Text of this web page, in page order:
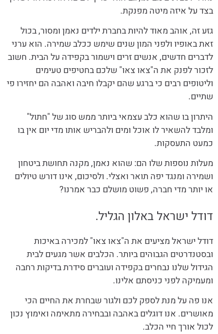
בצד על איזה מיטה מפנקת.
גזע זה, אוהב מאוד להיות בחברת ילדים נאמן ומסור, בכול
זאת באופיו ולפני המון שנים שימש ככלב שמירה. הוא ערני
לדברים חדשים, אנשים זרים וישמור בקפידה על הבית. חשוב
לזכור לפנק את ה"צאו צאו" שלכם בחטיפים טעימים
וליטופים רבים כי ברגע שהם יקבלו חיבה ואהבה הם יחזירו פי
שתיים.
היתרון בו שהוא כלב עצמאי ביותר ממש סוג של "חתול"
ומלבד להשאיר לו אוכל ומים ולהבריש אותו מדי יום אין בו
כמעט התעסקות.
מעלות נוספות שלו הם: שהוא נאמן, מקנה תחושת ביטחון
ושמירה ומנגד יפה תואר ואצלי. ולסיכום, אינו דורש טיולים
או יותר מדי חברה, פשוט מושלם כבר אמרנו?
דודל ישראל באלון הגליל.
דודל ישראל מציעים את ה"צאו צאו" למכירה באיכות
ובסטנדרטים הגבוהים ביותר. הכלבים אשר מגעים לבית
הגידול שלנו נבחרים בקפידה ועוברים סידרת בדיקות רחבה
ומעמיקה לפני כניסתם אלינו.
אנו פה על מנת לספק לכם ולגור שבחרת את החיים הכי
מאושרים. אנו דוגלים באהבה ובבחירה מתאימה ואימוץ נכון
לכול אורך חיי הכלב.